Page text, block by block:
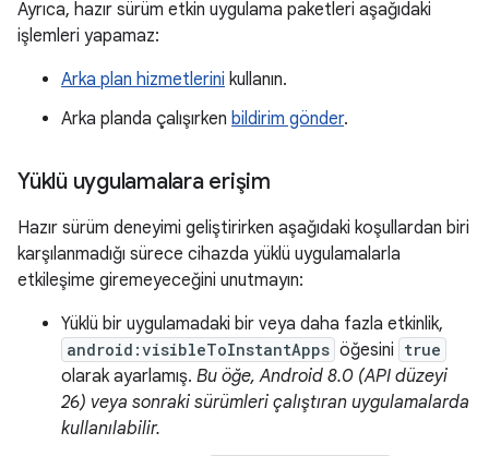
Ayrıca, hazır sürüm etkin uygulama paketleri aşağıdaki
işlemleri yapamaz:
Arka plan hizmetlerini kullanın.
Arka planda çalışırken bildirim gönder.
Yüklü uygulamalara erişim
Hazır sürüm deneyimi geliştirirken aşağıdaki koşullardan biri
karşılanmadığı sürece cihazda yüklü uygulamalarla
etkileşime giremeyeceğini unutmayın:
Yüklü bir uygulamadaki bir veya daha fazla etkinlik,
android:visibleToInstantApps öğesini true
olarak ayarlamış. Bu öğe, Android 8.0 (API düzeyi
26) veya sonraki sürümleri çalıştıran uygulamalarda
kullanılabilir.